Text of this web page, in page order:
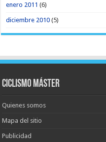
enero 2011 (6)
diciembre 2010 (5)
Ciclismo Máster
Quienes somos
Mapa del sitio
Publicidad